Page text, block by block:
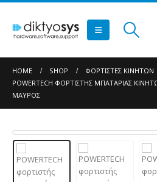
HOME SHOP
ΦΟΡΤΙΣΤΈΣ ΚΙΝΗΤΏΝ
POWERTECH ΦΟΡΤΙΣΤΉΣ ΜΠΑΤΑΡΊΑΣ
ΜΑΎΡΟΣ